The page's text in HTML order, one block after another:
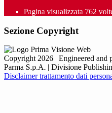
Pagina visualizzata 762
Sezione Copyright
Copyright 2026 | Engineered and
Parma S.p.A. | Divisione
Disclaimer trattamento dati